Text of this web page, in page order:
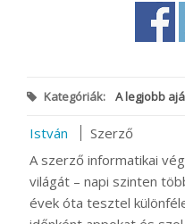
Kategóriák: A legjobb
István
Szerző
A szerző informatikai
világát – napi szinten
évek óta tesztel